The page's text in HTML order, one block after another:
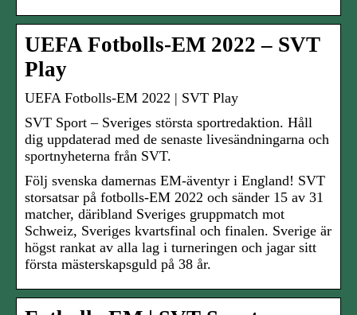
UEFA Fotbolls-EM 2022 – SVT
Play
UEFA Fotbolls-EM 2022 | SVT Play
SVT Sport – Sveriges största sportredaktion. Håll
dig uppdaterad med de senaste livesändningarna och
sportnyheterna från SVT.
Följ svenska damernas EM-äventyr i England! SVT
storsatsar på fotbolls-EM 2022 och sänder 15 av 31
matcher, däribland Sveriges gruppmatch mot
Schweiz, Sveriges kvartsfinal och finalen. Sverige är
högst rankat av alla lag i turneringen och jagar sitt
första mästerskapsguld på 38 år.